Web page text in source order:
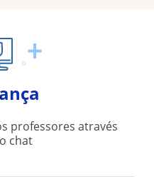
professores através
chat